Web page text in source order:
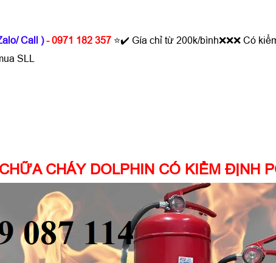
Call )- 0971 182 357 ⭐✔️ Gía chỉ từ 200k/bình❌❌❌ Có
SLL
CHÁY DOLPHIN CÓ KIỂM ĐỊNH